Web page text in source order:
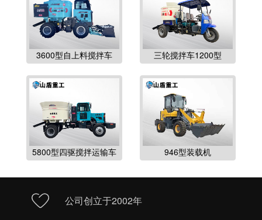
3600型自上料搅拌车 三轮搅拌车1200型
5800型四驱搅拌运输车 946型装载机
公司创立于2002年